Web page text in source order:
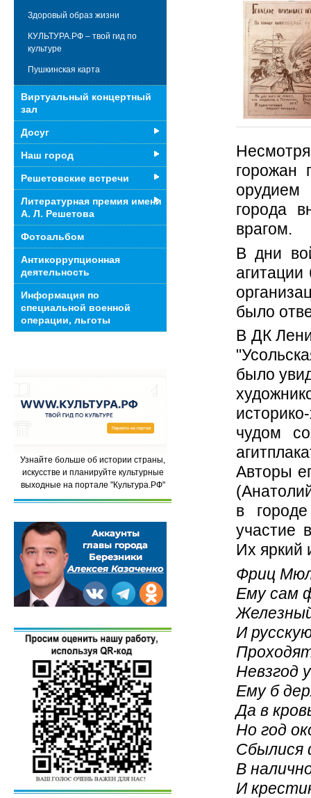
горожан
орудием
города
врагом.
В дни
было
В ДК
было
чудом
Авторы
в
участие
Их яркий
Фриц
Ему сам
И
Невзгод
Ему б
Да в
Но год
Сбылися
В
И
Здоровый образ жизни
КУЛЬТУРА.РФ – твой гид по
культуре
Пушкинская карта
Виртуальный концертный
зал
Досуг
Наш город
Решетовские встречи
Литературная премия имени
А. Л. Решетова
Фотоальбом
Антикоррупционная
деятельность
Информация по
специальной военной
операции, льготы
Узнайте больше об истории страны,
искусстве и планируйте культурные
выходные на портале "Культура.РФ"